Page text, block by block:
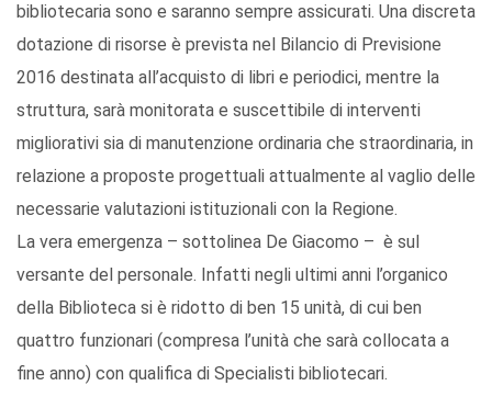
bibliotecaria sono e saranno sempre assicurati. Una discreta
dotazione di risorse è prevista nel Bilancio di Previsione
2016 destinata all’acquisto di libri e periodici, mentre la
struttura, sarà monitorata e suscettibile di interventi
migliorativi sia di manutenzione ordinaria che straordinaria, in
relazione a proposte progettuali attualmente al vaglio delle
necessarie valutazioni istituzionali con la Regione.
La vera emergenza – sottolinea De Giacomo – è sul
versante del personale. Infatti negli ultimi anni l’organico
della Biblioteca si è ridotto di ben 15 unità, di cui ben
quattro funzionari (compresa l’unità che sarà collocata a
fine anno) con qualifica di Specialisti bibliotecari.